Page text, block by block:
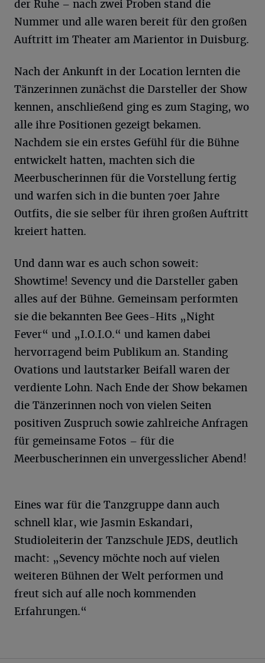
der Ruhe – nach zwei Proben stand die
Nummer und alle waren bereit für den großen
Auftritt im Theater am Marientor in Duisburg.
Nach der Ankunft in der Location lernten die
Tänzerinnen zunächst die Darsteller der Show
kennen, anschließend ging es zum Staging, wo
alle ihre Positionen gezeigt bekamen.
Nachdem sie ein erstes Gefühl für die Bühne
entwickelt hatten, machten sich die
Meerbuscherinnen für die Vorstellung fertig
und warfen sich in die bunten 70er Jahre
Outfits, die sie selber für ihren großen Auftritt
kreiert hatten.
Und dann war es auch schon soweit:
Showtime! Sevency und die Darsteller gaben
alles auf der Bühne. Gemeinsam performten
sie die bekannten Bee Gees-Hits „Night
Fever“ und „I.O.I.O.“ und kamen dabei
hervorragend beim Publikum an. Standing
Ovations und lautstarker Beifall waren der
verdiente Lohn. Nach Ende der Show bekamen
die Tänzerinnen noch von vielen Seiten
positiven Zuspruch sowie zahlreiche Anfragen
für gemeinsame Fotos – für die
Meerbuscherinnen ein unvergesslicher Abend!
Eines war für die Tanzgruppe dann auch
schnell klar, wie Jasmin Eskandari,
Studioleiterin der Tanzschule JEDS, deutlich
macht: „Sevency möchte noch auf vielen
weiteren Bühnen der Welt performen und
freut sich auf alle noch kommenden
Erfahrungen.“